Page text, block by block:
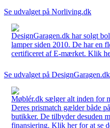
Se udvalget på Norliving.dk
DesignGaragen.dk har solgt
lamper siden 2010. De har en
certificeret af E-mærket. Klik
Se udvalget på DesignGaragen.dk
Møblér.dk sælger alt inden for
Deres prismatch gælder både
butikker. De tilbyder desuden
finansiering. Klik her for at se